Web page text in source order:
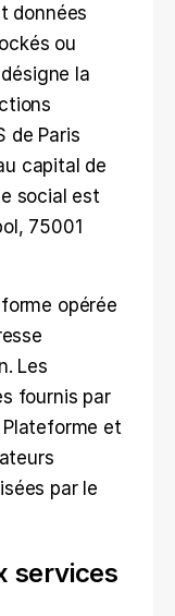
données
ou
la
de Paris
capital de
social est
75001
opérée
Les
fournis par
et
par le
services